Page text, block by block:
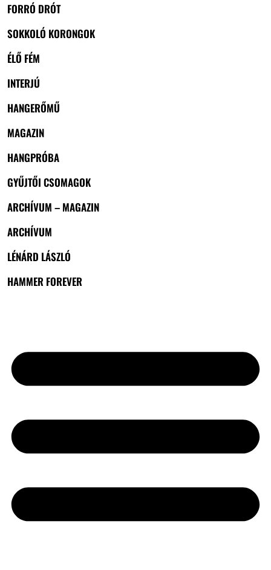
FORRÓ DRÓT
SOKKOLÓ KORONGOK
ÉLŐ FÉM
INTERJÚ
HANGERŐMŰ
MAGAZIN
HANGPRÓBA
GYŰJTŐI CSOMAGOK
ARCHÍVUM – MAGAZIN
ARCHÍVUM
LÉNÁRD LÁSZLÓ
HAMMER FOREVER